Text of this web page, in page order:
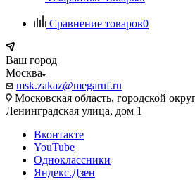
Сравнение товаров0
Ваш город
Москва
msk.zakaz@megaruf.ru
Московская область, городской
Ленинградская улица, дом 1
Вконтакте
YouTube
Одноклассники
Яндекс.Дзен